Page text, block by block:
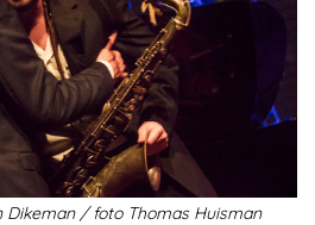
Dikeman / foto Thomas Huisman